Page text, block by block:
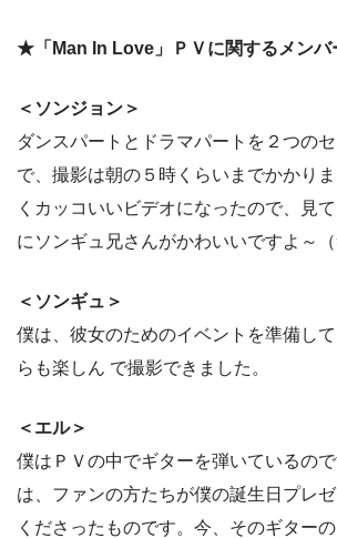
★「Man In Love」ＰＶに関するメンバ
＜ソンジョン＞
ダンスパートとドラマパートを２つの
で、撮影は朝の５時くらいまでかかり
くカッコいいビデオになったので、見
にソンギュ兄さんがかわいいですよ～（
＜ソンギュ＞
僕は、彼女のためのイベントを準備し
らも楽しん で撮影できました。
＜エル＞
僕はＰＶの中でギターを弾いているの
は、ファンの方たちが僕の誕生日プレ
くださったものです。今、そのギター